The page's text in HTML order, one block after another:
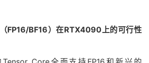
FP16/BF16）在RTX4090上的可行性